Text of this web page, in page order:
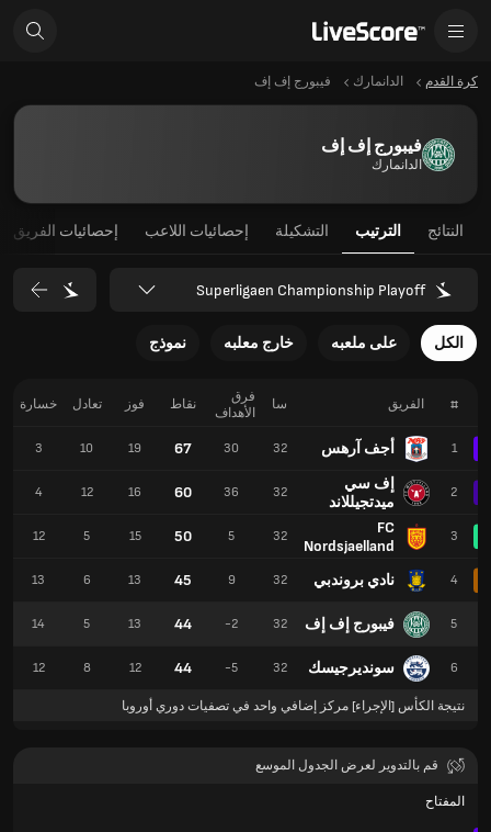
كرة القدم الدانمارك فيبورج إف إف
فيبورج إف إف
الدانمارك
النتائج الترتيب التشكيلة إحصائيات اللاعب إحصائيات الفريق
Superligaen Championship Playoff
الكل على ملعبه خارج معلبه نموذج
# الفريق
1 أجف آرهس
2
إف سي
ميدتجيللاند
3
FC
Nordsjaelland
4 نادي بروندبي
5 فيبورج إف إف
6 سونديرجيسك
سا
فرق
الأهداف
نقاط فوز تعادل خسارة
32
30
67
19
10
3
32
36
60
16
12
4
32
5
50
15
5
12
32
9
45
13
6
13
32
-2
44
13
5
14
32
-5
44
12
8
12
نتيجة الكأس [الإجراء] مركز إضافي واحد في تصفيات دوري أوروبا
قم بالتدوير لعرض الجدول الموسع
المفتاح